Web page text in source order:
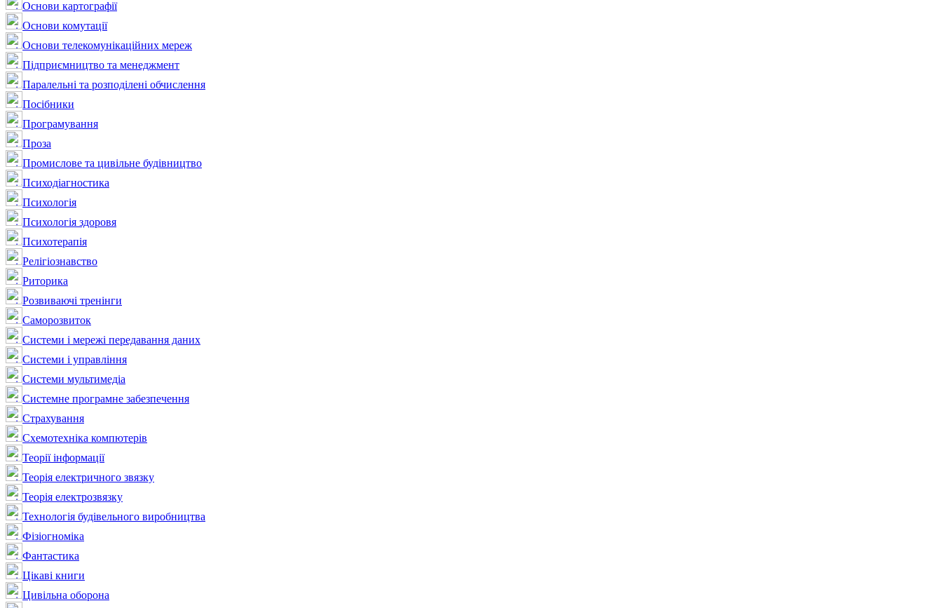
Основи картографії
Основи комутації
Основи телекомунікаційних мереж
Підприємництво та менеджмент
Паралельні та розподілені обчислення
Посібники
Програмування
Проза
Промислове та цивільне будівництво
Психодіагностика
Психологія
Психологія здоровя
Психотерапія
Релігіознавство
Риторика
Розвиваючі тренінги
Саморозвиток
Системи і мережі передавання даних
Системи і управління
Системи мультимедіа
Системне програмне забезпечення
Страхування
Схемотехніка компютерів
Теорії інформації
Теорія електричного звязку
Теорія електрозвязку
Технологія будівельного виробництва
Фізіогноміка
Фантастика
Цікаві книги
Цивільна оборона